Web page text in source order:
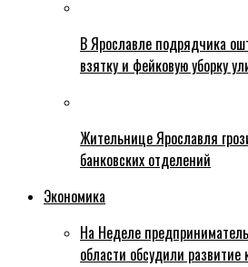
В Ярославле подрядчика
взятку и фейковую уборку
Жительнице Ярославля
банковских отделений
Экономика
На Неделе
области обсудили